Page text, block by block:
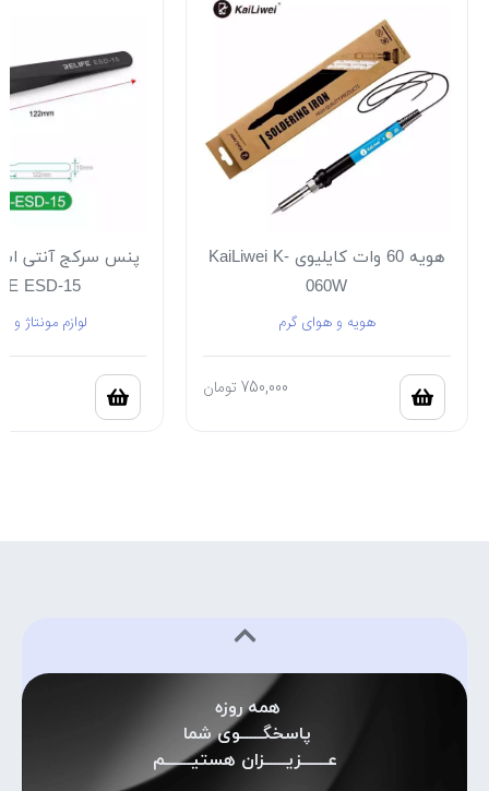
هویه 60 وات کایلیوی KaiLiwei K-
060W
هویه و هوای گرم
750,000 تومان
پنس سرکج آنتی
ESD-15
لوازم مونتاژ و
همه روزه
پاسخگـــــوی شما
عــــــزیـــــزان هستیــــــم